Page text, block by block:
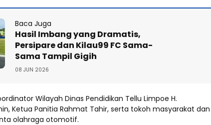
Baca Juga
Hasil Imbang yang Dramatis,
Persipare dan Kilau99 FC Sama-
Sama Tampil Gigih
08 JUN 2026
Wilayah Dinas Pendidikan Tellu Limpoe H.
Ketua Panitia Rahmat Tahir, serta tokoh masyarakat dan
olahraga otomotif.